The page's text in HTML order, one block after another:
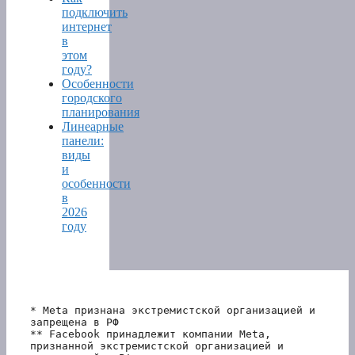
подключить
интернет
в
этом
году?
Особенности
городского
планирования
Линеарные
панели:
виды
и
особенности
в
2026
году
* Meta признана экстремистской организацией и
запрещена в РФ
** Facebook принадлежит компании Meta,
признанной экстремистской организацией и